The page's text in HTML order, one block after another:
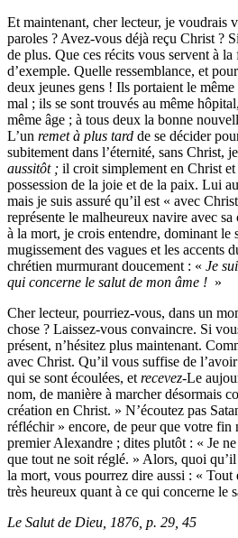
Et maintenant, cher lecteur, je voudrais
paroles ? Avez-vous déjà reçu Christ ?
de plus. Que ces récits vous servent à la
d’exemple. Quelle ressemblance, et
deux jeunes gens ! Ils portaient le
mal ; ils se sont trouvés au même
même âge ; à tous deux la bonne
L’un remet à plus tard de se décider
subitement dans l’éternité, sans Christ,
aussitôt ; il croit simplement en Christ
possession de la joie et de la paix. Lui
mais je suis assuré qu’il est « avec
représente le malheureux navire avec sa
à la mort, je crois entendre, dominant le
mugissement des vagues et les accents
chrétien murmurant doucement : « Je
qui concerne le salut de mon âme ! »
Cher lecteur, pourriez-vous, dans un
chose ? Laissez-vous convaincre. Si
présent, n’hésitez plus maintenant.
avec Christ. Qu’il vous suffise de l’avoir
qui se sont écoulées, et recevez-Le
nom, de manière à marcher désormais
création en Christ. » N’écoutez pas
réfléchir » encore, de peur que votre fin
premier Alexandre ; dites plutôt : « Je
que tout ne soit réglé. » Alors, quoi
la mort, vous pourrez dire aussi : « Tout
très heureux quant à ce qui concerne le
Le Salut de Dieu, 1876, p. 29, 45